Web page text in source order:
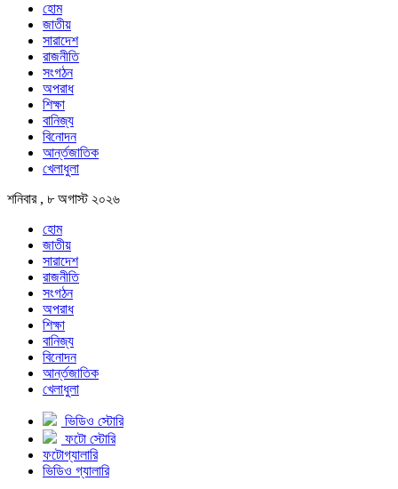
হোম
জাতীয়
সারাদেশ
রাজনীতি
সংগঠন
অপরাধ
শিক্ষা
বানিজ্য
বিনোদন
আর্ন্তজাতিক
খেলাধুলা
শনিবার , ৮ অগাস্ট ২০২৬
হোম
জাতীয়
সারাদেশ
রাজনীতি
সংগঠন
অপরাধ
শিক্ষা
বানিজ্য
বিনোদন
আর্ন্তজাতিক
খেলাধুলা
ভিডিও স্টোরি
ফটো স্টোরি
ফটোগ্যালারি
ভিডিও গ্যালারি